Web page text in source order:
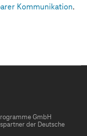
Kommunikation.
GmbH
der Deutsche